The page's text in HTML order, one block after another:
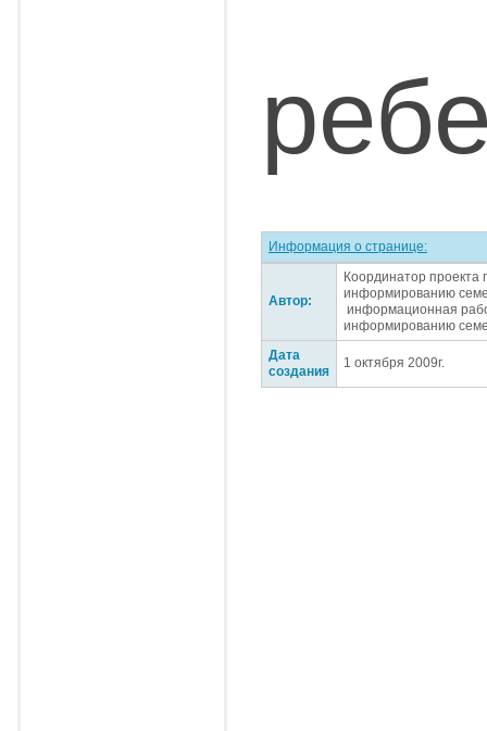
Информация о странице:
Автор:
Координатор проекта
информированию
информационная
информированию
Дата
создания
1 октября 2009г.